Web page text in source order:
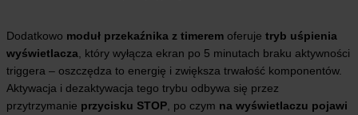
Dodatkowo moduł przekaźnika z timerem oferuje tryb uśpienia
wyświetlacza , który wyłącza ekran po 5 minutach braku aktywności
triggera – oszczędza to energię i zwiększa trwałość komponentów.
Aktywacja i dezaktywacja tego trybu odbywa się przez
przytrzymanie przycisku STOP , po czym na wyświetlaczu pojawi